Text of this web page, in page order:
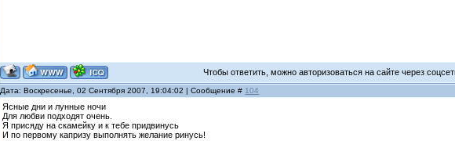
Чтобы ответить, можно авторизоваться на сайте через
Дата: Воскресенье, 02 Сентября 2007, 19:04:02 | Сообщение # 104
Ясные дни и лунные ночи
Для любви подходят очень.
Я присяду на скамейку и к тебе придвинусь
И по первому капризу выполнять желание ринусь!